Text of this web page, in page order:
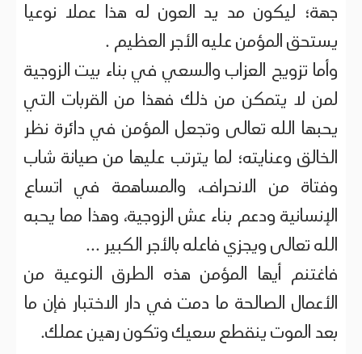
جهة؛ ليكون مد يد العون له هذا عملا نوعيا
يستحق المؤمن عليه الأجر العظيم .
وأما تزويج العزاب والسعي في بناء بيت الزوجية
لمن لا يتمكن من ذلك فهذا من القربات التي
يحبها الله تعالى وتجعل المؤمن في دائرة نظر
الخالق وعنايته؛ لما يترتب عليها من صيانة شاب
وفتاة من الانحراف، والمساهمة في اتساع
الإنسانية ودعم بناء عش الزوجية، وهذا مما يحبه
الله تعالى ويجزي فاعله بالأجر الكبير ...
فاغتنم أيها المؤمن هذه الطرق النوعية من
الأعمال الصالحة ما دمت في دار الاختبار فإن ما
بعد الموت ينقطع سعيك وتكون رهين عملك.